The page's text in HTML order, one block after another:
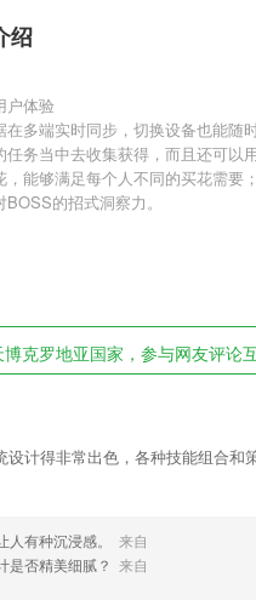
绍
户体验
多端实时同步，切换设备也能随
务当中去收集获得，而且还可以
能够满足每个人不同的买花需要；
的招式洞察力。
博克罗地亚国家，参与网友评论
计得非常出色，各种技能组合和
人有种沉浸感。
来自
是否精美细腻？ 来自